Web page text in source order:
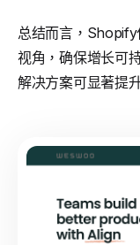
总结而言，
视角，确保增长可
解决方案可显著提